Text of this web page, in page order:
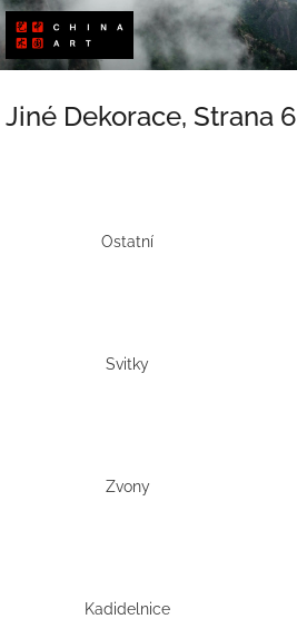
Přejít
na
obsah
Jiné Dekorace, Strana 6
Ostatní
Svitky
Zvony
Kadidelnice